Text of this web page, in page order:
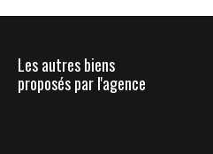
Les autres biens
proposés par l'agence